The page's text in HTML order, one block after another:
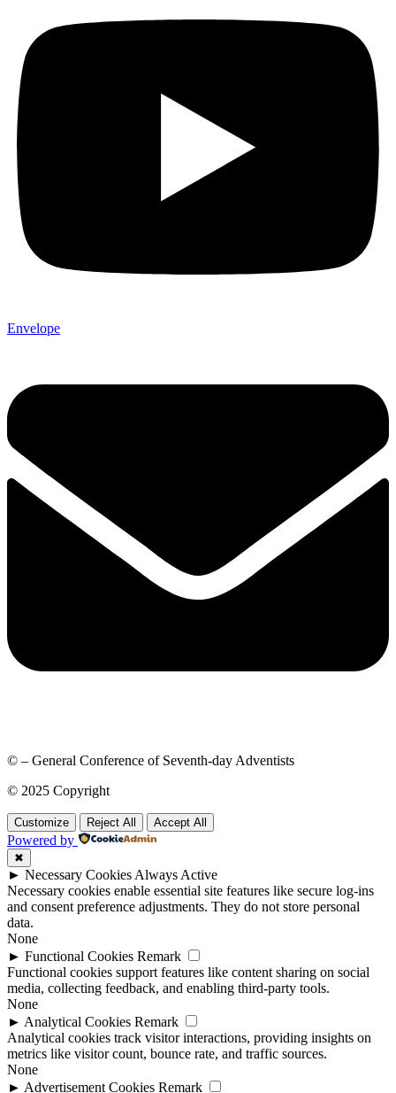
Envelope
© – General Conference of Seventh-day Adventists
© 2025 Copyright
Customize Reject All Accept All
Powered by
✖
► Necessary Cookies Always Active
Necessary cookies enable essential site features like secure log-ins
and consent preference adjustments. They do not store personal
data.
None
► Functional Cookies Remark
Functional cookies support features like content sharing on social
media, collecting feedback, and enabling third-party tools.
None
► Analytical Cookies Remark
Analytical cookies track visitor interactions, providing insights on
metrics like visitor count, bounce rate, and traffic sources.
None
► Advertisement Cookies Remark